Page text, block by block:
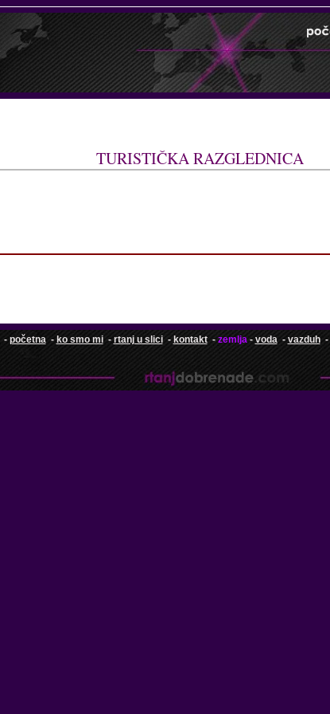
TURISTIČKA RAZGLEDNICA
- početna - ko smo mi - rtanj u slici - kontakt - zemlja- voda - vazduh -